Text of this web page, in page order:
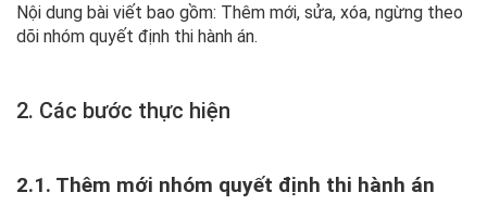
Nội dung bài viết bao gồm: Thêm mới, sửa, xóa, ngừng theo
dõi nhóm quyết định thi hành án.
2. Các bước thực hiện
2.1. Thêm mới nhóm quyết định thi hành án